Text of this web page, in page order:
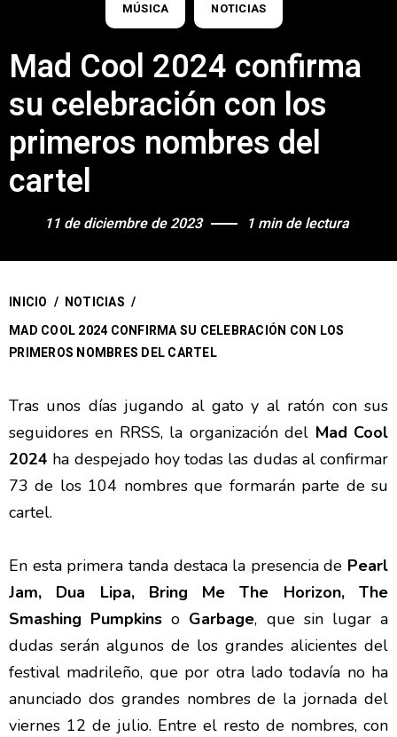
MÚSICA NOTICIAS
Mad Cool 2024 confirma
su celebración con los
primeros nombres del
cartel
11 de diciembre de 2023 1 min de lectura
INICIO / NOTICIAS /
MAD COOL 2024 CONFIRMA SU CELEBRACIÓN CON LOS
PRIMEROS NOMBRES DEL CARTEL
Tras unos días jugando al gato y al ratón con sus
seguidores en RRSS, la organización del Mad Cool
2024 ha despejado hoy todas las dudas al confirmar
73 de los 104 nombres que formarán parte de su
cartel.
En esta primera tanda destaca la presencia de Pearl
Jam, Dua Lipa, Bring Me The Horizon, The
Smashing Pumpkins o Garbage, que sin lugar a
dudas serán algunos de los grandes alicientes del
festival madrileño, que por otra lado todavía no ha
anunciado dos grandes nombres de la jornada del
viernes 12 de julio. Entre el resto de nombres, con